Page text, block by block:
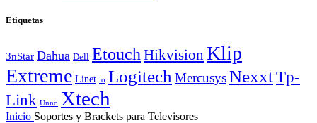
Etiquetas
3nStar Dahua Dell Etouch Hikvision Klip
Extreme Linet lo Logitech MercusysNexxtTp-
Link Unno Xtech
Inicio Soportes y Brackets para Televisores